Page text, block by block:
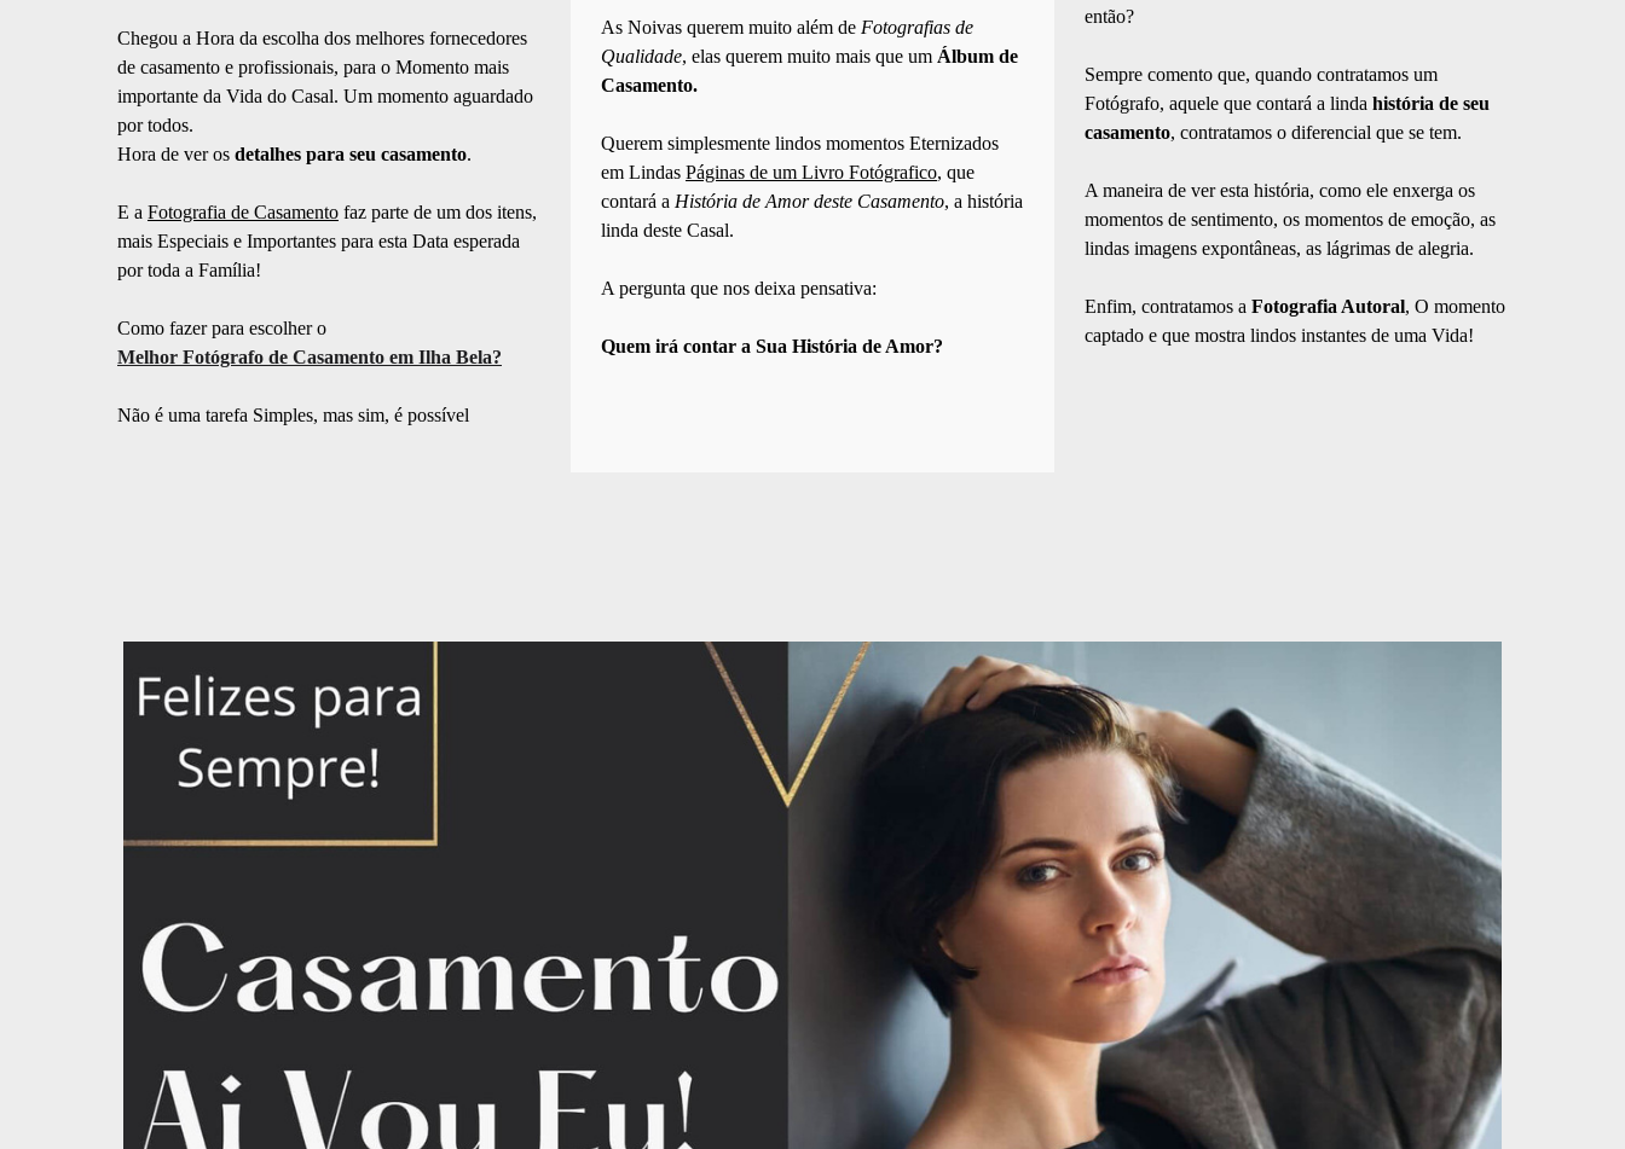
Chegou a Hora da escolha dos melhores fornecedores
de casamento e profissionais, para o Momento mais
importante da Vida do Casal. Um momento aguardado
por todos.
Hora de ver os detalhes para seu casamento.
E a Fotografia de Casamento faz parte de um dos itens,
mais Especiais e Importantes para esta Data esperada
por toda a Família!
Como fazer para escolher o
Melhor Fotógrafo de Casamento em Ilha Bela?
Não é uma tarefa Simples, mas sim, é possível
As Noivas querem muito além de Fotografias de
Qualidade, elas querem muito mais que um Álbum de
Casamento.
Querem simplesmente lindos momentos Eternizados
em Lindas Páginas de um Livro Fotógrafico, que
contará a História de Amor deste Casamento, a história
linda deste Casal.
A pergunta que nos deixa pensativa:
Quem irá contar a Sua História de Amor?
então?
Sempre comento que, quando contratamos um
Fotógrafo, aquele que contará a linda história de seu
casamento, contratamos o diferencial que se tem.
A maneira de ver esta história, como ele enxerga os
momentos de sentimento, os momentos de emoção, as
lindas imagens expontâneas, as lágrimas de alegria.
Enfim, contratamos a Fotografia Autoral, O momento
captado e que mostra lindos instantes de uma Vida!